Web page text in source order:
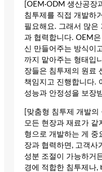
[OEM·ODM 생산공장
침투제를 직접 개발하
필요해요. 그래서 많은
과 협력합니다. OEM
신 만들어주는 방식이
까지 맡아주는 형태입
장들은 침투제의 원료
책임지고 진행합니다.
성능과 안정성을 보장
[맞춤형 침투제 개발의
모든 현장과 재료가 같
형으로 개발하는 게 중
장과 협력하면, 고객사
성분 조절이 가능하거
경에 적합한 침투제나,